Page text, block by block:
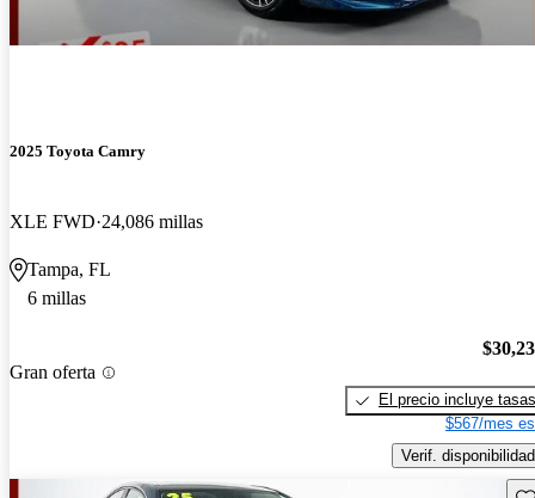
2025 Toyota Camry
XLE FWD 24,086 millas
Tampa, FL
6 millas
Gran oferta
El precio incluye tasas
$567/mes
Verif. disponibilidad